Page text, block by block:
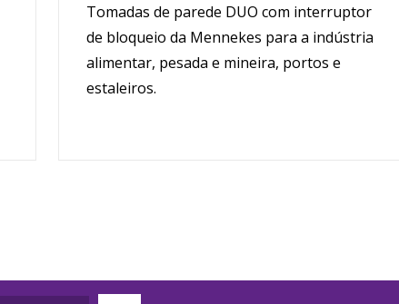
Tomadas de parede DUO com interruptor
de bloqueio da Mennekes para a indústria
alimentar, pesada e mineira, portos e
estaleiros.